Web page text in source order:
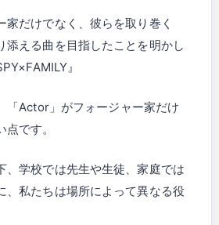
家だけでなく、彼らを取り巻く
添える曲を目指したことを明かし
』
「Actor」がフォージャー家だけ
です。
、学校では先生や生徒、家庭では
、私たちは場所によって異なる役